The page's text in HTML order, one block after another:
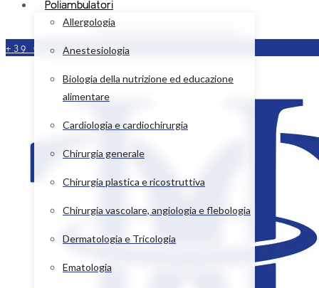
Poliambulatori
Allergologia
Anestesiologia
Biologia della nutrizione ed educazione
alimentare
Cardiologia e cardiochirurgia
Chirurgia generale
Chirurgia plastica e ricostruttiva
Chirurgia vascolare, angiologia e flebologia
Dermatologia e Tricologia
Ematologia
Facebook
+39 080 876 4511